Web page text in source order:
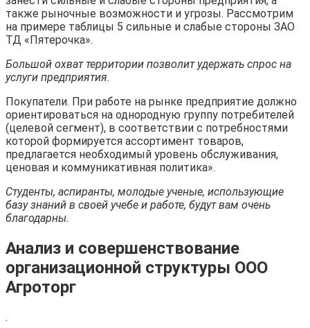
также рыночные возможности и угрозы. Рассмотрим
на примере таблицы 5 сильные и слабые стороны ЗАО
ТД «Пятерочка».
Большой охват территории позволит удержать спрос на
услуги предприятия.
Покупатели. При работе на рынке предприятие должно
ориентироваться на однородную группу потребителей
(целевой сегмент), в соответствии с потребностями
которой формируется ассортимент товаров,
предлагается необходимый уровень обслуживания,
ценовая и коммуникативная политика».
Студенты, аспиранты, молодые ученые, использующие
базу знаний в своей учебе и работе, будут вам очень
благодарны.
Анализ и совершенствование
организационной структуры ООО
Агроторг
.